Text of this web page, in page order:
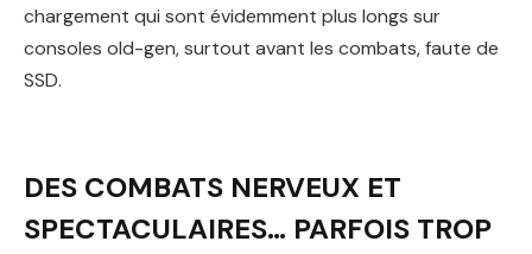
chargement qui sont évidemment plus longs sur
consoles old-gen, surtout avant les combats, faute de
SSD.
DES COMBATS NERVEUX ET
SPECTACULAIRES… PARFOIS TROP